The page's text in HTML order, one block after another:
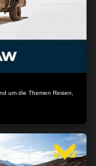
um die Themen Reisen,